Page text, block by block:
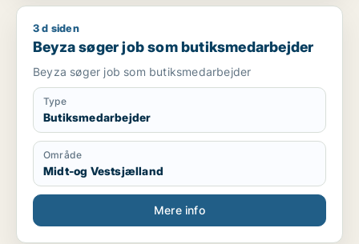
Beyza søger job som butiksmedarbejder
3 d siden
Beyza søger job som butiksmedarbejder
Beyza søger job som butiksmedarbejder
Type
Butiksmedarbejder
Område
Midt-og Vestsjælland
Mere info